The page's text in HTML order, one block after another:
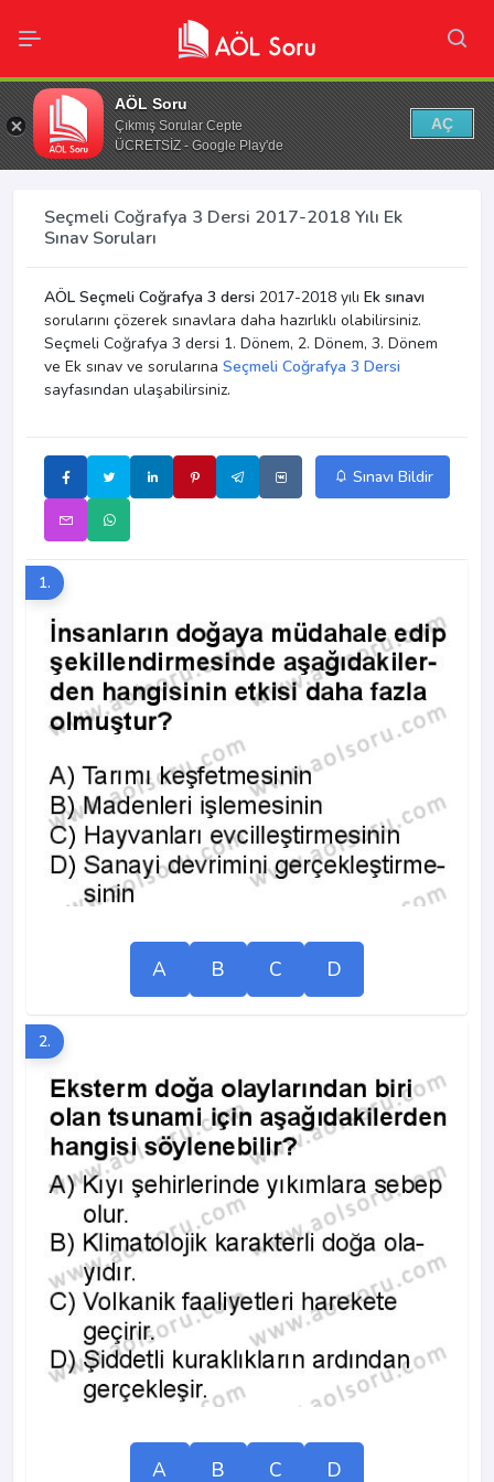
AÖL Soru
Çıkmış Sorular Cepte
ÜCRETSİZ - Google Play'de
AÇ
Seçmeli Coğrafya 3 Dersi 2017-2018 Yılı Ek
Sınav Soruları
AÖL Seçmeli Coğrafya 3 dersi 2017-2018 yılı Ek sınavı
sorularını çözerek sınavlara daha hazırlıklı olabilirsiniz.
Seçmeli Coğrafya 3 dersi 1. Dönem, 2. Dönem, 3. Dönem
ve Ek sınav ve sorularına Seçmeli Coğrafya 3 Dersi
sayfasından ulaşabilirsiniz.
Sınavı Bildir
1.
A B C D
2.
A B C D